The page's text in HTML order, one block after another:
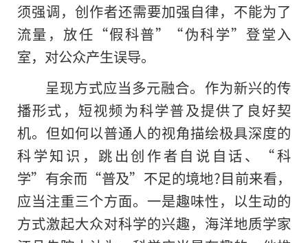
须强调，创作者还需要加强自律，不能为了
流量，放任“假科普”“伪科学”登堂入
室，对公众产生误导。
呈现方式应当多元融合。作为新兴的传
播形式，短视频为科学普及提供了良好契
机。但如何以普通人的视角描绘极具深度的
科学知识，跳出创作者自说自话、“科
学”有余而“普及”不足的境地?目前来看，
应当注重三个方面。一是趣味性，以生动的
方式激起大众对科学的兴趣，海洋地质学家